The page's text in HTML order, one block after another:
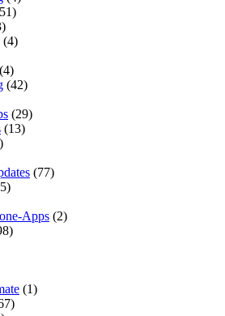
(4)
(4)
(42)
(29)
(13)
(77)
Apps (2)
(1)